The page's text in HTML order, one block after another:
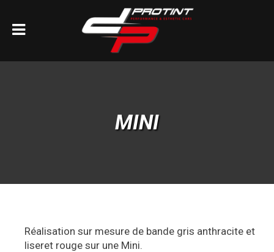
MINI
Réalisation sur mesure de bande gris anthracite et
liseret rouge sur une Mini.